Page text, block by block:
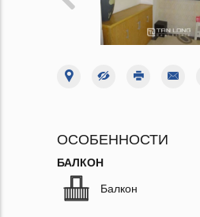
ОСОБЕННОСТИ
БАЛКОН
Балкон